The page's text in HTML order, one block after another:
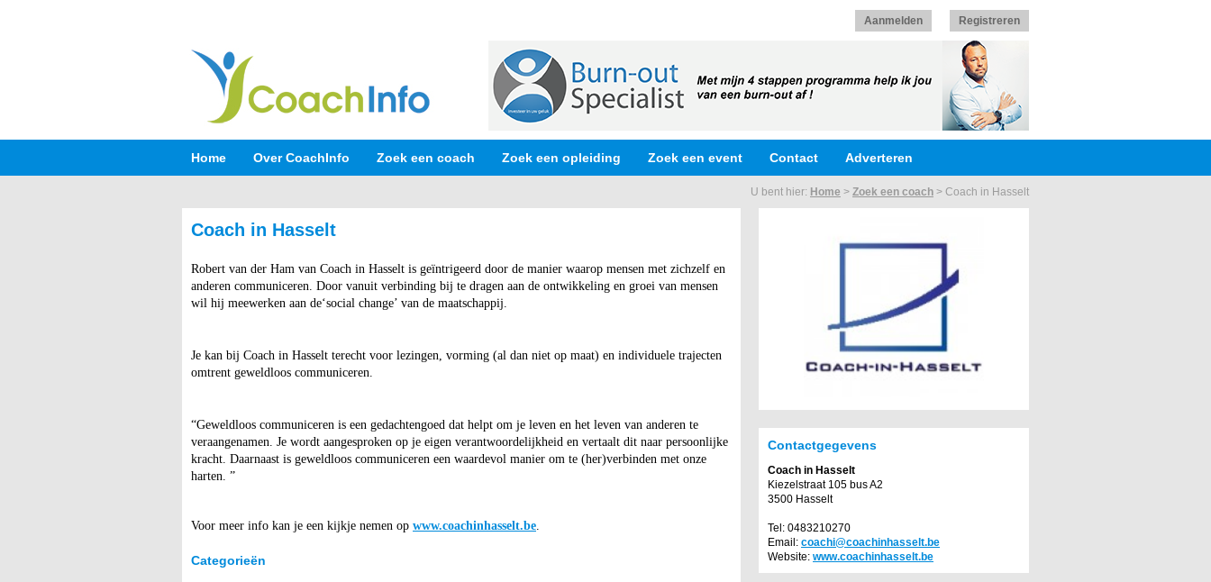
Aanmelden Registreren
Home Over CoachInfo Zoek een coach Zoek een opleiding Zoek een event Contact Adverteren
U bent hier: Home > Zoek een coach > Coach in Hasselt
Coach in Hasselt
Robert van der Ham van Coach in Hasselt is geïntrigeerd door de manier waarop mensen met zichzelf en
anderen communiceren. Door vanuit verbinding bij te dragen aan de ontwikkeling en groei van mensen
wil hij meewerken aan de‘social change’ van de maatschappij.
Je kan bij Coach in Hasselt terecht voor lezingen, vorming (al dan niet op maat) en individuele trajecten
omtrent geweldloos communiceren.
“Geweldloos communiceren is een gedachtengoed dat helpt om je leven en het leven van anderen te
veraangenamen. Je wordt aangesproken op je eigen verantwoordelijkheid en vertaalt dit naar persoonlijke
kracht. Daarnaast is geweldloos communiceren een waardevol manier om te (her)verbinden met onze
harten. ”
Voor meer info kan je een kijkje nemen op www.coachinhasselt.be.
Categorieën
Contactgegevens
Coach in Hasselt
Kiezelstraat 105 bus A2
3500 Hasselt
Tel: 0483210270
Email: coachi@coachinhasselt.be
Website: www.coachinhasselt.be